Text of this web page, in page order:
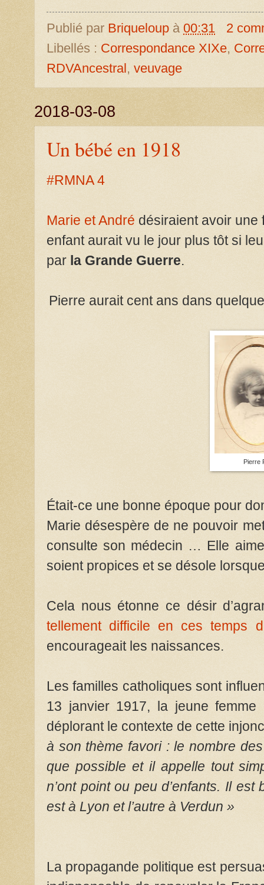
Publié par Briqueloup à 00:31
2
Libellés : Correspondance XIXe,
RDVAncestral , veuvage
2018-03-08
Un bébé en 1918
#RMNA 4
Marie et André désiraient avoir une
enfant aurait vu le jour plus tôt si
par la Grande Guerre.
Pierre aurait cent ans dans
Pierre
Était-ce une bonne époque pour
Marie désespère de ne pouvoir
consulte son médecin … Elle
soient propices et se désole
Cela nous étonne ce désir
tellement difficile en ces temps
encourageait les naissances.
Les familles catholiques sont
13 janvier 1917, la jeune
déplorant le contexte de cette
à son thème favori : le nombre
que possible et il appelle tout
n’ont point ou peu d’enfants. Il
est à Lyon et l’autre à Verdun »
La propagande politique est